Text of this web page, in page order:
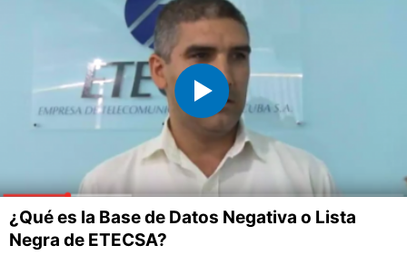
¿Qué es la Base de Datos Negativa o Lista
Negra de ETECSA?